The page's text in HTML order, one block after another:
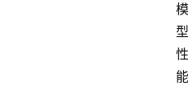
模
型
性
能